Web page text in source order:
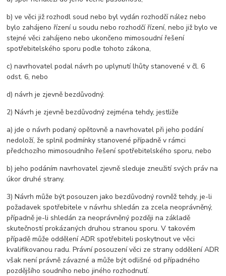
b) ve věci již rozhodl soud nebo byl vydán rozhodčí nález nebo
bylo zahájeno řízení u soudu nebo rozhodčí řízení, nebo již bylo ve
stejné věci zahájeno nebo ukončeno mimosoudní řešení
spotřebitelského sporu podle tohoto zákona,
c) navrhovatel podal návrh po uplynutí lhůty stanovené v čl. 6
odst. 6, nebo
d) návrh je zjevně bezdůvodný.
2) Návrh je zjevně bezdůvodný zejména tehdy, jestliže
a) jde o návrh podaný opětovně a navrhovatel při jeho podání
nedoloží, že splnil podmínky stanovené případně v rámci
předchozího mimosoudního řešení spotřebitelského sporu, nebo
b) jeho podáním navrhovatel zjevně sleduje zneužití svých práv na
úkor druhé strany.
3) Návrh může být posouzen jako bezdůvodný rovněž tehdy, je-li
požadavek spotřebitele v návrhu shledán za zcela neoprávněný,
případně je-li shledán za neoprávněný později na základě
skutečností prokázaných druhou stranou sporu. V takovém
případě může oddělení ADR spotřebiteli poskytnout ve věci
kvalifikovanou radu. Právní posouzení věci ze strany oddělení ADR
však není právně závazné a může být odlišné od případného
pozdějšího soudního nebo jiného rozhodnutí.